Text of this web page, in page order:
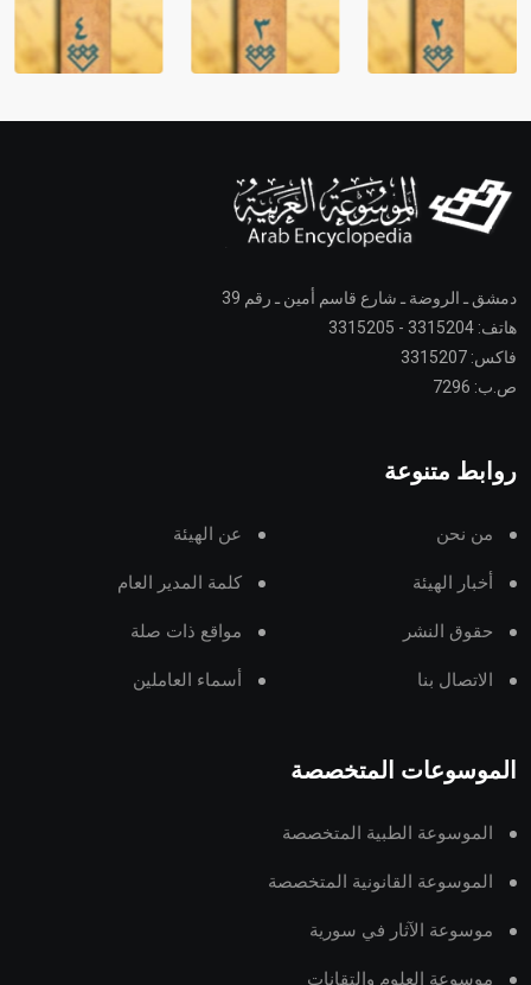
دمشق ـ الروضة ـ شارع قاسم أمين ـ رقم 39
هاتف: 3315204 - 3315205
فاكس: 3315207
ص.ب: 7296
روابط متنوعة
من نحن عن الهيئة
أخبار الهيئة كلمة المدير العام
حقوق النشر مواقع ذات صلة
الاتصال بنا أسماء العاملين
الموسوعات المتخصصة
الموسوعة الطبية المتخصصة
الموسوعة القانونية المتخصصة
موسوعة الآثار في سورية
موسوعة العلوم والتقانات